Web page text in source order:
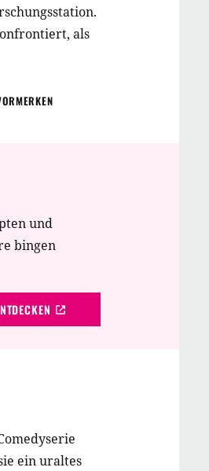
als
und
bingen
ein uraltes